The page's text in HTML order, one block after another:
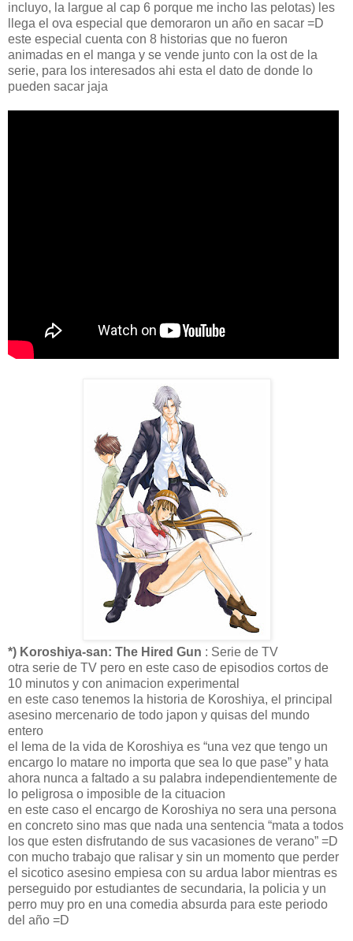
incluyo, la largue al cap 6 porque me incho las pelotas) les
llega el ova especial que demoraron un año en sacar =D
este especial cuenta con 8 historias que no fueron
animadas en el manga y se vende junto con la ost de la
serie, para los interesados ahi esta el dato de donde lo
pueden sacar jaja
*) Koroshiya-san: The Hired Gun : Serie de TV
otra serie de TV pero en este caso de episodios cortos de
10 minutos y con animacion experimental
en este caso tenemos la historia de Koroshiya, el principal
asesino mercenario de todo japon y quisas del mundo
entero
el lema de la vida de Koroshiya es “una vez que tengo un
encargo lo matare no importa que sea lo que pase” y hata
ahora nunca a faltado a su palabra independientemente de
lo peligrosa o imposible de la cituacion
en este caso el encargo de Koroshiya no sera una persona
en concreto sino mas que nada una sentencia “mata a todos
los que esten disfrutando de sus vacasiones de verano” =D
con mucho trabajo que ralisar y sin un momento que perder
el sicotico asesino empiesa con su ardua labor mientras es
perseguido por estudiantes de secundaria, la policia y un
perro muy pro en una comedia absurda para este periodo
del año =D